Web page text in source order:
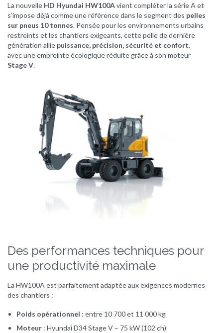
La nouvelle HD Hyundai HW100Avient compléter la série A et
s’impose déjà comme une référence dans le segment des pelles
sur pneus 10 tonnes. Pensée pour les environnements urbains
restreints et les chantiers exigeants, cette pelle de dernière
génération allie puissance, précision, sécurité et confort,
avec une empreinte écologique réduite grâce à son moteur
Stage V.
Des performances techniques pour
une productivité maximale
La HW100A est parfaitement adaptée aux exigences modernes
des chantiers :
Poids opérationnel : entre 10 700 et 11 000 kg
Moteur : Hyundai D34 Stage V – 75 kW (102 ch)